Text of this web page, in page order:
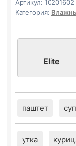
Артикул: 10201602
Категория:
Elite
паштет суп
утка